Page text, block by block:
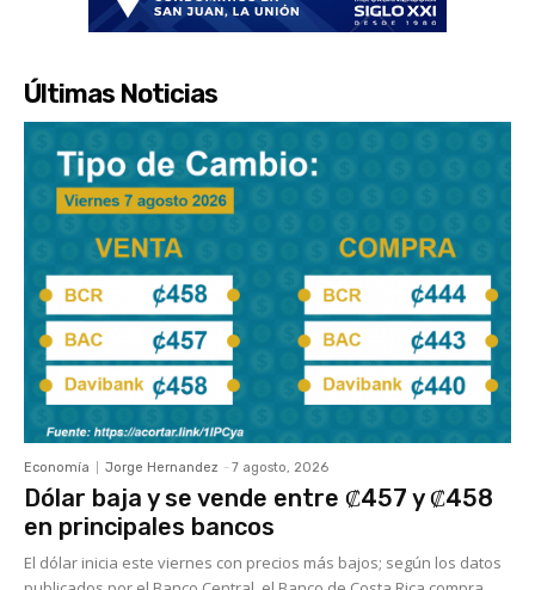
Últimas Noticias
Economía Jorge Hernandez - 7 agosto, 2026
Dólar baja y se vende entre ₡457 y ₡458
en principales bancos
El dólar inicia este viernes con precios más bajos; según los datos